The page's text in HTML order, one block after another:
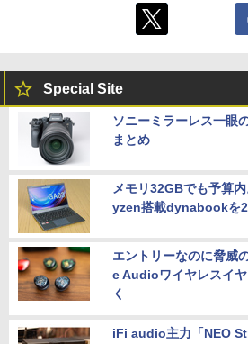
Special Site
ソニーミラーレス一眼
まとめ
メモリ32GBでも予算
yzen搭載dynabookを2
エントリーなのに脅威
e Audioワイヤレスイ
く
iFi audio主力「NEO